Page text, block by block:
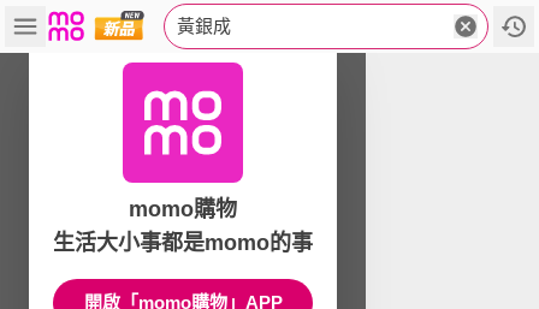
黃銀成
momo購物
生活大小事都是momo的事
開啟「momo購物」APP